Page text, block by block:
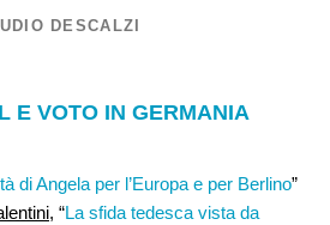
DESCALZI
E VOTO IN GERMANIA
di Angela per l’Europa e per Berlino”
, “La sfida tedesca vista da